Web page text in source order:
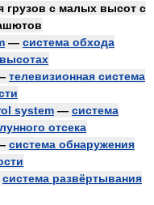
грузов с малых высот с
— система обхода
телевизионная система
system — система
отсека
система обнаружения
система развёртывания